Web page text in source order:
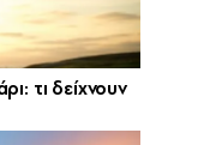
τι δείχνουν